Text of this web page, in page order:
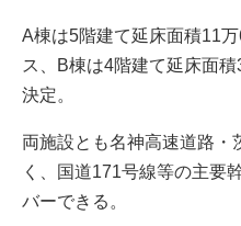
A棟は5階建て延床面積11
ス、B棟は4階建て延床面
決定。
両施設とも名神高速道路・
く、国道171号線等の主要
バーできる。